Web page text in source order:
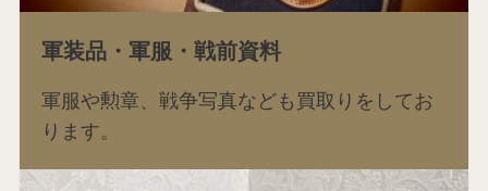
軍装品・軍服・戦前資料
軍服や勲章、戦争写真なども買取りをしてお
ります。